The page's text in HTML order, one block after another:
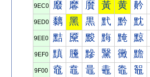
9EC0 黀 黁 黂 黃 黄 黅
9ED0 黐 黑 黒 黓 黔 黕
9EE0 黠 黡 黢 黣 黤 黥
9EF0 黰 黱 黲 黳 黴 黵
9F00 鼀 鼁 鼂 鼃 鼄 鼅